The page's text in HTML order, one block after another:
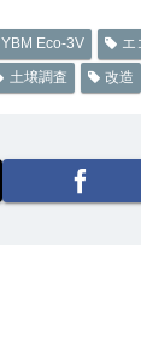
YBM Eco-3V
エ
土壌調査 改造